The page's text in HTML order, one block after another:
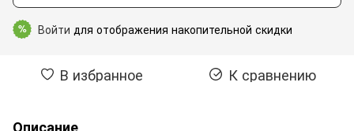
% Войти для отображения накопительной скидки
В избранное К сравнению
Описание